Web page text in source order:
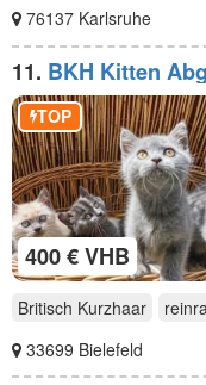
76137 Karlsruhe
11. BKH Kitten
400 € VHB
TOP
Britisch Kurzhaar
33699 Bielefeld